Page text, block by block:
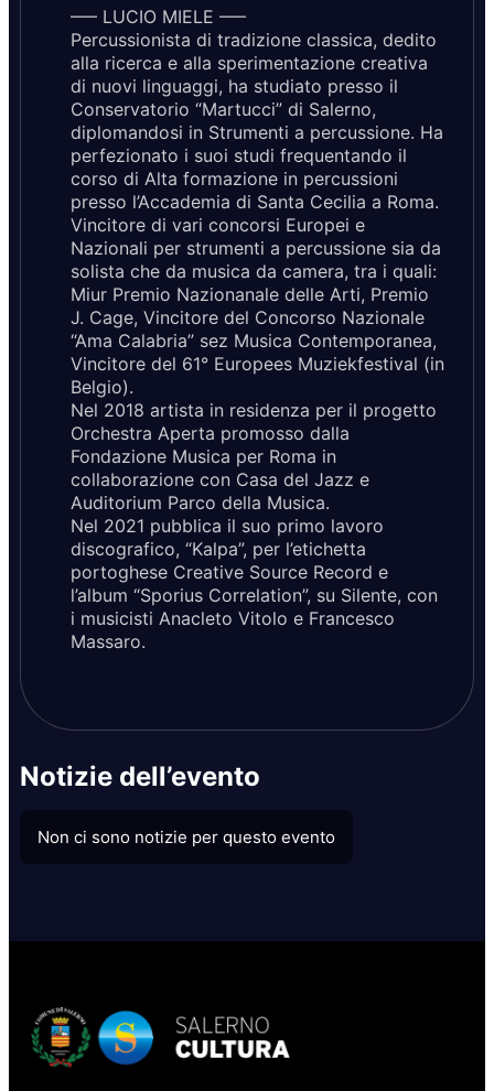
—– LUCIO MIELE —–
Percussionista di tradizione classica, dedito
alla ricerca e alla sperimentazione creativa
di nuovi linguaggi, ha studiato presso il
Conservatorio “Martucci” di Salerno,
diplomandosi in Strumenti a percussione. Ha
perfezionato i suoi studi frequentando il
corso di Alta formazione in percussioni
presso l’Accademia di Santa Cecilia a Roma.
Vincitore di vari concorsi Europei e
Nazionali per strumenti a percussione sia da
solista che da musica da camera, tra i quali:
Miur Premio Nazionanale delle Arti, Premio
J. Cage, Vincitore del Concorso Nazionale
“Ama Calabria” sez Musica Contemporanea,
Vincitore del 61° Europees Muziekfestival (in
Belgio).
Nel 2018 artista in residenza per il progetto
Orchestra Aperta promosso dalla
Fondazione Musica per Roma in
collaborazione con Casa del Jazz e
Auditorium Parco della Musica.
Nel 2021 pubblica il suo primo lavoro
discografico, “Kalpa”, per l’etichetta
portoghese Creative Source Record e
l’album “Sporius Correlation”, su Silente, con
i musicisti Anacleto Vitolo e Francesco
Massaro.
Notizie dell’evento
Non ci sono notizie per questo evento